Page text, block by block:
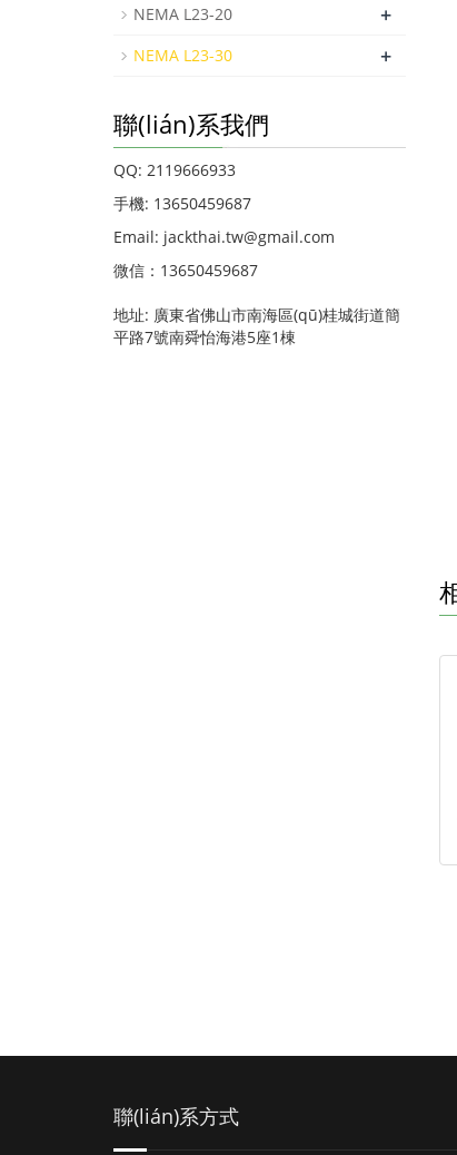
NEMA L23-20 +
NEMA L23-30 +
聯(lián)系我們
QQ: 2119666933
手機: 13650459687
Email: jackthai.tw@gmail.com
微信：13650459687
地址: 廣東省佛山市南海區(qū)桂城街道簡
平路7號南舜怡海港5座1棟
聯(lián)系方式